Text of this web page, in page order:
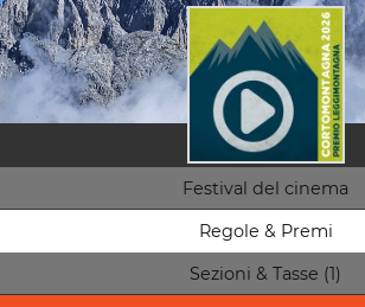
Festival del cinema
Regole & Premi
Sezioni & Tasse (1)